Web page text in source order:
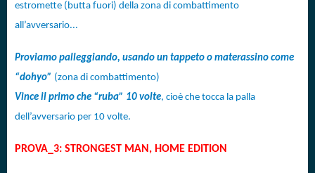
estromette (butta fuori) della zona di combattimento
all’avversario...
Proviamo palleggiando, usando un tappeto o materassino come
“dohyo” (zona di combattimento)
Vince il primo che “ruba” 10 volte, cioè che tocca la palla
dell’avversario per 10 volte.
PROVA_3: STRONGEST MAN, HOME EDITION